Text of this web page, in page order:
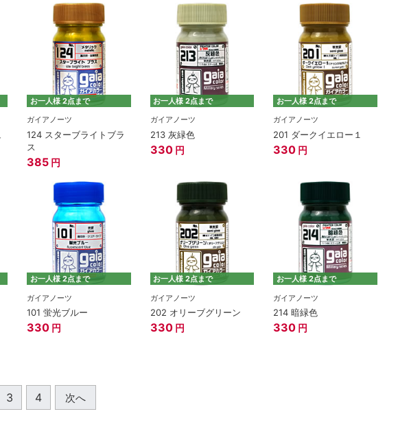
お一人様 2点まで
ガイアノーツ
124 スターブライトブラ
ス
385 円
お一人様 2点まで
ガイアノーツ
213 灰緑色
330 円
お一人様 2点まで
ガイアノーツ
201 ダークイエロー１
330 円
お一人様 2点まで
ガイアノーツ
101 蛍光ブルー
330 円
お一人様 2点まで
ガイアノーツ
202 オリーブグリーン
330 円
お一人様 2点まで
ガイアノーツ
214 暗緑色
330 円
3 4 次へ